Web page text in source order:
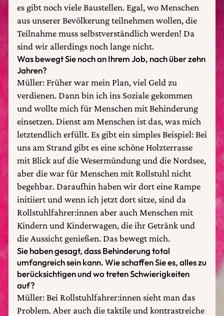
es gibt noch viele Baustellen. Egal, wo Menschen
aus unserer Bevölkerung teilnehmen wollen, die
Teilnahme muss selbstverständlich werden! Da
sind wir allerdings noch lange nicht.
Was bewegt Sie noch an Ihrem Job, nach über zehn
Jahren?
Müller: Früher war mein Plan, viel Geld zu
verdienen. Dann bin ich ins Soziale gekommen
und wollte mich für Menschen mit Behinderung
einsetzen. Dienst am Menschen ist das, was mich
letztendlich erfüllt. Es gibt ein simples Beispiel: Bei
uns am Strand gibt es eine schöne Holzterrasse
mit Blick auf die Wesermündung und die Nordsee,
aber die war für Menschen mit Rollstuhl nicht
begehbar. Daraufhin haben wir dort eine Rampe
initiiert und wenn ich jetzt dort sitze, sind da
Rollstuhlfahrer:innen aber auch Menschen mit
Kindern und Kinderwagen, die ihr Getränk und
die Aussicht genießen. Das bewegt mich.
Sie haben gesagt, dass Behinderung total
umfangreich sein kann. Wie schaffen Sie es, alles zu
berücksichtigen und wo treten Schwierigkeiten
auf?
Müller: Bei Rollstuhlfahrer:innen sieht man das
Problem. Aber auch die taktile und kontrastreiche